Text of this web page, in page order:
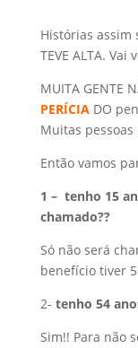
Histórias assim
TEVE ALTA. Vai
MUITA GENTE
PERÍCIA DO
Muitas
Então vamos
1 – tenho 15
chamado??
Só não será
benefício tiver
2- tenho 54
Sim!! Para não